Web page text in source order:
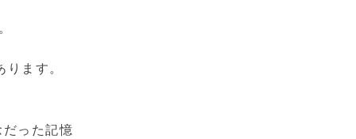
ます。
った記憶